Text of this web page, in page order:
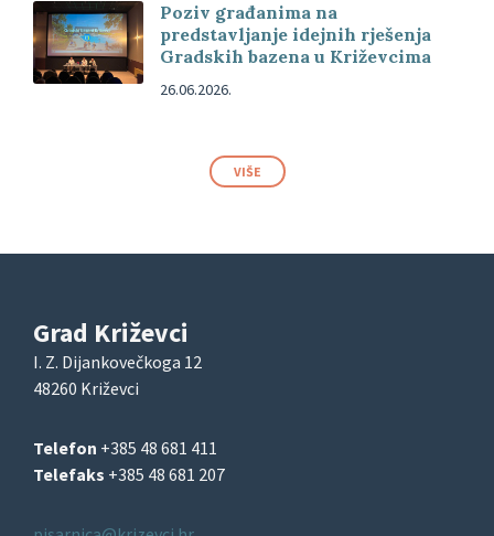
Poziv građanima na
predstavljanje idejnih rješenja
Gradskih bazena u Križevcima
26.06.2026.
VIŠE
Grad Križevci
I. Z. Dijankovečkoga 12
48260 Križevci
Telefon +385 48 681 411
Telefaks +385 48 681 207